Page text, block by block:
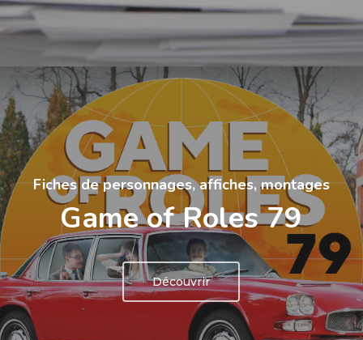
Fiches de personnages, affiches, montages
Game of Roles 79
Découvrir